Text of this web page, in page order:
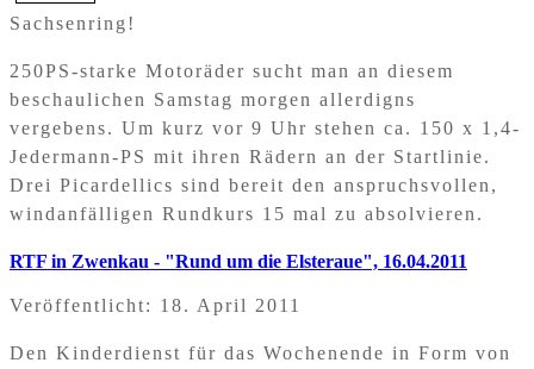
Sachsenring!
250PS-starke Motoräder sucht man an diesem
beschaulichen Samstag morgen allerdigns
vergebens. Um kurz vor 9 Uhr stehen ca. 150 x 1,4-
Jedermann-PS mit ihren Rädern an der Startlinie.
Drei Picardellics sind bereit den anspruchsvollen,
windanfälligen Rundkurs 15 mal zu absolvieren.
RTF in Zwenkau - "Rund um die Elsteraue", 16.04.2011
Veröffentlicht: 18. April 2011
Den Kinderdienst für das Wochenende in Form von